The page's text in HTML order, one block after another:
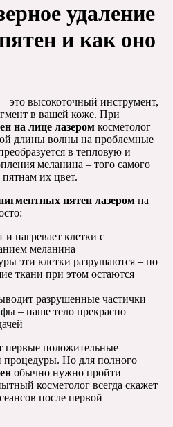
удаление
и как оно
– это высокоточный инструмент,
в вашей коже. При
на лице лазером косметолог
длины волны на проблемные
в тепловую и
меланина – того самого
их цвет.
пятен лазером на
нагревает клетки с
меланина
эти клетки разрушаются – но
ткани при этом остаются
разрушенные частички
– наше тело прекрасно
первые положительные
процедуры. Но для полного
обычно нужно пройти
косметолог всегда скажет
после первой